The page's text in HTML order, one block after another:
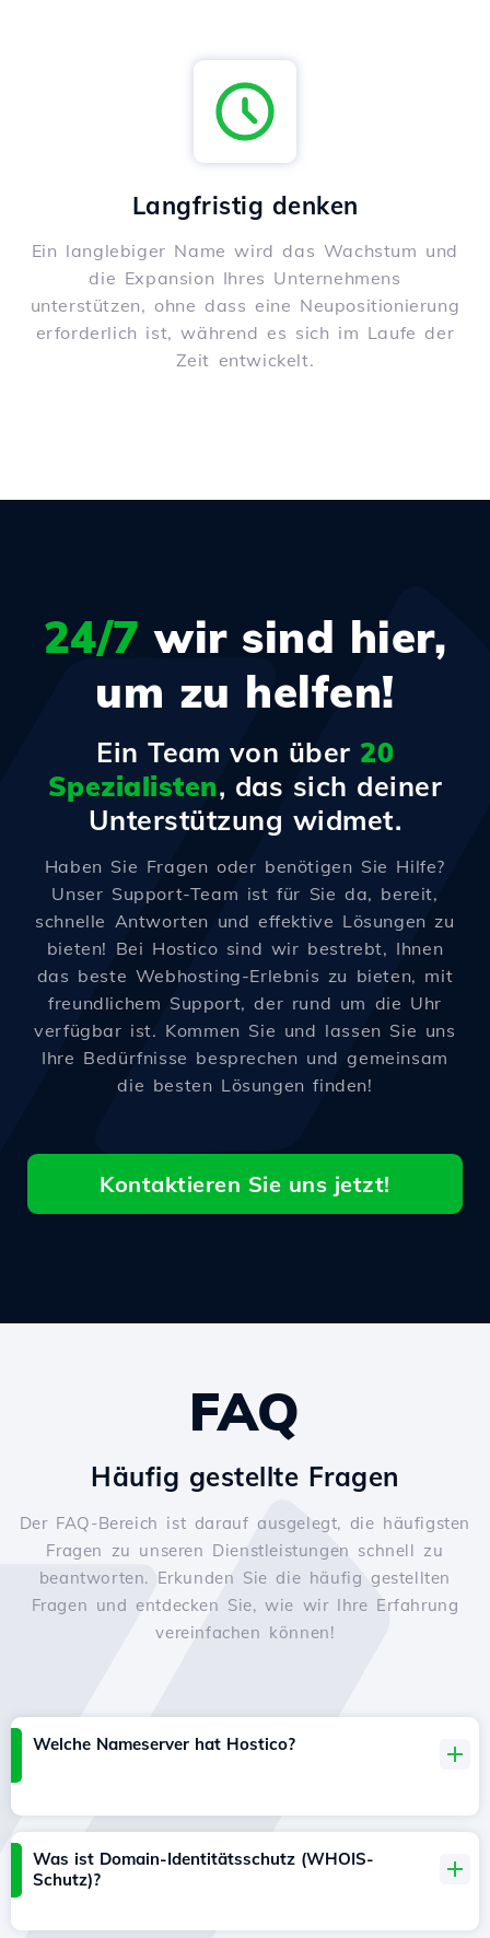
Langfristig denken
Ein langlebiger Name wird das Wachstum und
die Expansion Ihres Unternehmens
unterstützen, ohne dass eine Neupositionierung
erforderlich ist, während es sich im Laufe der
Zeit entwickelt.
24/7 wir sind hier,
um zu helfen!
Ein Team von über 20
Spezialisten, das sich deiner
Unterstützung widmet.
Haben Sie Fragen oder benötigen Sie Hilfe?
Unser Support-Team ist für Sie da, bereit,
schnelle Antworten und effektive Lösungen zu
bieten! Bei Hostico sind wir bestrebt, Ihnen
das beste Webhosting-Erlebnis zu bieten, mit
freundlichem Support, der rund um die Uhr
verfügbar ist. Kommen Sie und lassen Sie uns
Ihre Bedürfnisse besprechen und gemeinsam
die besten Lösungen finden!
Kontaktieren Sie uns jetzt!
FAQ
Häufig gestellte Fragen
Der FAQ-Bereich ist darauf ausgelegt, die häufigsten
Fragen zu unseren Dienstleistungen schnell zu
beantworten. Erkunden Sie die häufig gestellten
Fragen und entdecken Sie, wie wir Ihre Erfahrung
vereinfachen können!
Welche Nameserver hat Hostico?
Was ist Domain-Identitätsschutz (WHOIS-
Schutz)?